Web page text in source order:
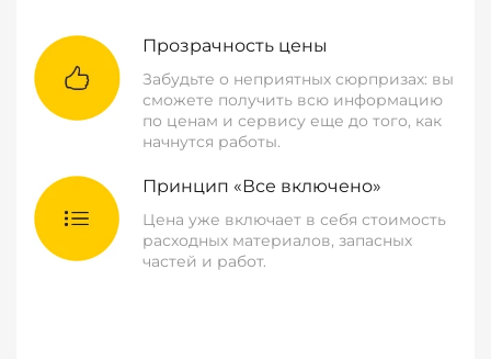
Прозрачность цены
Забудьте о неприятных сюрпризах: вы
сможете получить всю информацию
по ценам и сервису еще до того, как
начнутся работы.
Принцип «Все включено»
Цена уже включает в себя стоимость
расходных материалов, запасных
частей и работ.